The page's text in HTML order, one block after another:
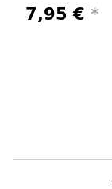
7,95 € *